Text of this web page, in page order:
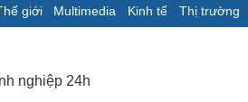
giới Multimedia Kinh tế Thị trường
Tin 24h
Dự báo thời tiết
nghiệp 24h